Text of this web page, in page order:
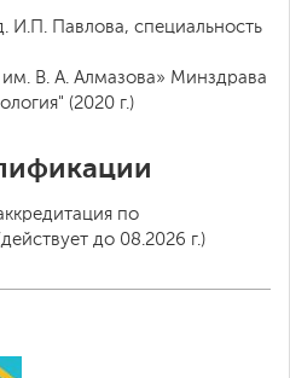
Павлова, специальность
В. А. Алмазова» Минздрава
(2020 г.)
по
до 08.2026 г.)